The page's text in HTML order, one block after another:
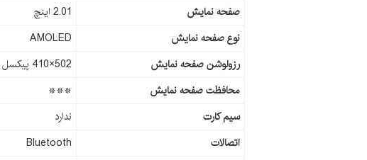
صفحه نمایش
2.01 اینچ
نوع صفحه نمایش
AMOLED
رزولوشن صفحه نمایش
502×410 پیکسل
محافظت صفحه نمایش
***
سیم کارت
ندارد
اتصالات
Bluetooth